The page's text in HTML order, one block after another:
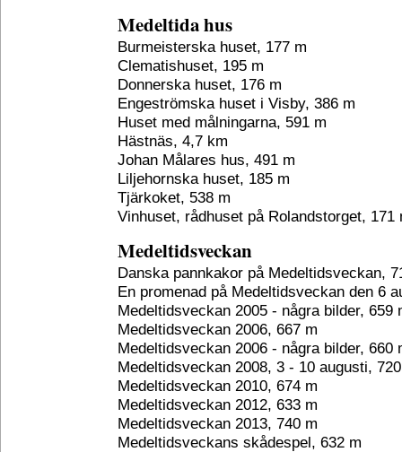
Medeltida hus
Burmeisterska huset, 177 m
Clematishuset, 195 m
Donnerska huset, 176 m
Engeströmska huset i Visby, 386 m
Huset med målningarna, 591 m
Hästnäs, 4,7 km
Johan Målares hus, 491 m
Liljehornska huset, 185 m
Tjärkoket, 538 m
Vinhuset, rådhuset på Rolandstorget, 171
Medeltidsveckan
Danska pannkakor på Medeltidsveckan,
En promenad på Medeltidsveckan den 6
Medeltidsveckan 2005 - några bilder, 659
Medeltidsveckan 2006, 667 m
Medeltidsveckan 2006 - några bilder, 660
Medeltidsveckan 2008, 3 - 10 augusti,
Medeltidsveckan 2010, 674 m
Medeltidsveckan 2012, 633 m
Medeltidsveckan 2013, 740 m
Medeltidsveckans skådespel, 632 m